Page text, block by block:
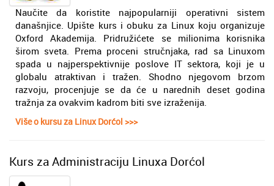
Naučite da koristite najpopularniji operativni sistem
današnjice. Upište kurs i obuku za Linux koju organizuje
Oxford Akademija. Pridružićete se milionima korisnika
širom sveta. Prema proceni stručnjaka, rad sa Linuxom
spada u najperspektivnije poslove IT sektora, koji je u
globalu atraktivan i tražen. Shodno njegovom brzom
razvoju, procenjuje se da će u narednih deset godina
tražnja za ovakvim kadrom biti sve izraženija.
Više o kursu za Linux Dorćol >>>
Kurs za Administraciju Linuxa Dorćol